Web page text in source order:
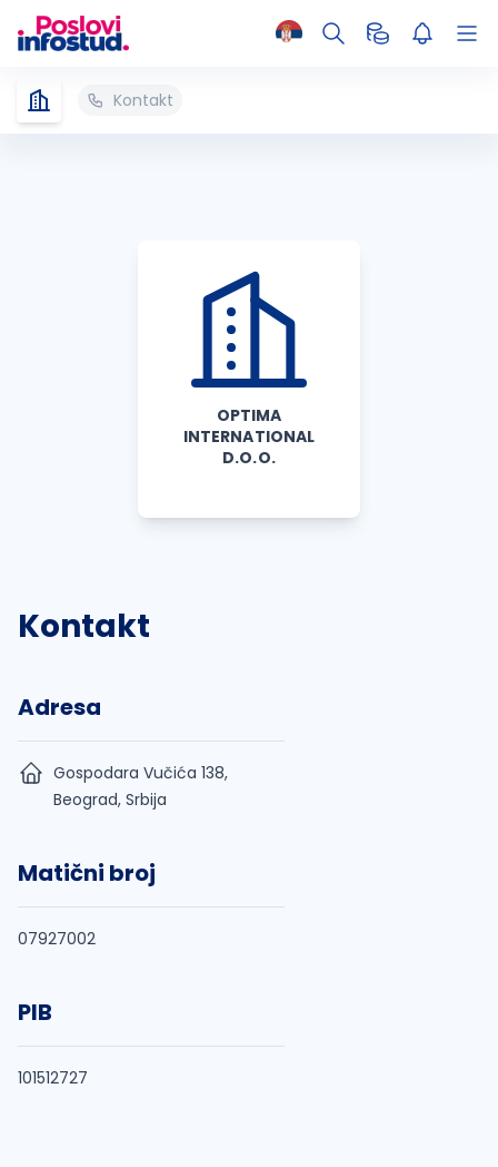
Kontakt
OPTIMA
INTERNATIONAL
D.O.O.
Kontakt
Adresa
Gospodara Vučića 138,
Beograd, Srbija
Matični broj
07927002
PIB
101512727